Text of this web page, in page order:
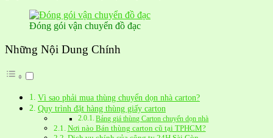
Đóng gói vận chuyển đồ đạc
Những Nội Dung Chính
Vì sao phải mua thùng chuyển dọn nhà carton?
Quy trình đặt hàng thùng giấy carton
Bảng giá thùng Carton chuyển dọn nhà
Nơi nào Bán thùng carton cũ tại TPHCM?